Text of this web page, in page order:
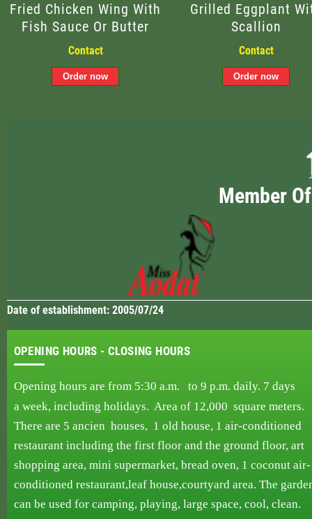
Fried Chicken Wing With
Fish Sauce Or Butter
Contact
Grilled Eggplant
Scallion
Contact
Member
Date of establishment: 2005/07/24
OPENING HOURS - CLOSING HOURS
Opening hours are from 5:30 a.m. to 9 p.m. daily. 7 days
a week, including holidays. Area of ​​12,000 square meters.
There are 5 ancien houses, 1 old house, 1 air-conditioned
restaurant including the first floor and the ground floor, art
shopping area, mini supermarket, bread oven, 1 coconut air-
conditioned restaurant,leaf house,courtyard area. The
can be used for camping, playing, large space, cool, clean.